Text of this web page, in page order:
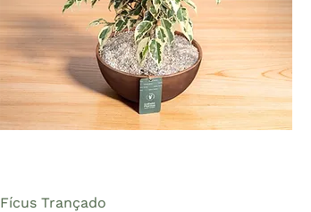
Fícus Trançado